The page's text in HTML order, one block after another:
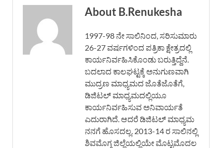
About B.Renukesha
1997-98 ನೇ ಸಾಲಿನಿಂದ, ಸರಿಸುಮಾರು
26-27 ವರ್ಷಗಳಿಂದ ಪತ್ರಿಕಾ ಕ್ಷೇತ್ರದಲ್ಲಿ
ಕಾರ್ಯನಿರ್ವಹಿಸಿಕೊಂಡು ಬರುತ್ತಿದ್ದೆನೆ.
ಬದಲಾದ ಕಾಲಘಟ್ಟಕ್ಕೆ ಅನುಗುಣವಾಗಿ
ಮುದ್ರಣ ಮಾಧ್ಯಮದ ಜೊತೆಜೊತೆಗೆ,
ಡಿಜಿಟಲ್ ಮಾಧ್ಯಮದಲ್ಲಿಯೂ
ಕಾರ್ಯನಿರ್ವಹಿಸುವ ಅನಿವಾರ್ಯತೆ
ಎದುರಾಗಿದೆ. ಆದರೆ ಡಿಜಿಟಲ್ ಮಾಧ್ಯಮ
ನನಗೆ ಹೊಸದಲ್ಲ. 2013-14 ರ ಸಾಲಿನಲ್ಲಿ
ಶಿವಮೊಗ್ಗ ಜಿಲ್ಲೆಯಲ್ಲಿಯೇ ಮೊಟ್ಟಮೊದಲ